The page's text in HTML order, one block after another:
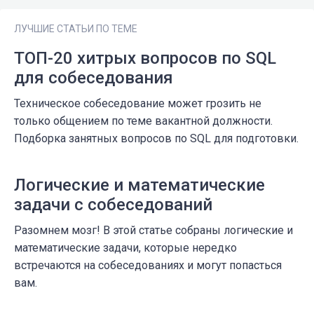
ЛУЧШИЕ СТАТЬИ ПО ТЕМЕ
ТОП-20 хитрых вопросов по SQL
для собеседования
Техническое собеседование может грозить не
только общением по теме вакантной должности.
Подборка занятных вопросов по SQL для подготовки.
Логические и математические
задачи с собеседований
Разомнем мозг! В этой статье собраны логические и
математические задачи, которые нередко
встречаются на собеседованиях и могут попасться
вам.